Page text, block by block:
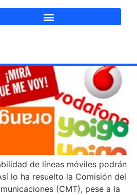
de líneas móviles podrán
lo ha resuelto la Comisión del
(CMT), pese a la